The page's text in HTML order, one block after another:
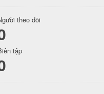
theo dõi
tập